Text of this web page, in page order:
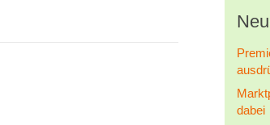
dabei